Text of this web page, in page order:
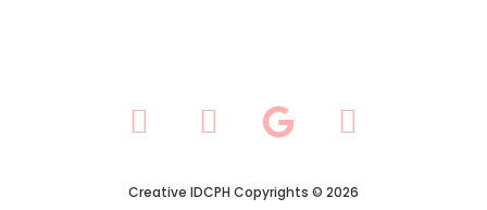
Creative IDCPH Copyrights © 2026